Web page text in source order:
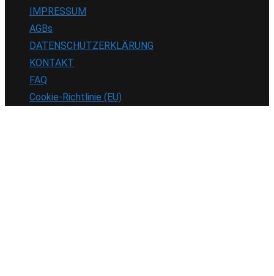
IMPRESSUM
AGBs
DATENSCHUTZERKLÄRUNG
KONTAKT
FAQ
Cookie-Richtlinie (EU)